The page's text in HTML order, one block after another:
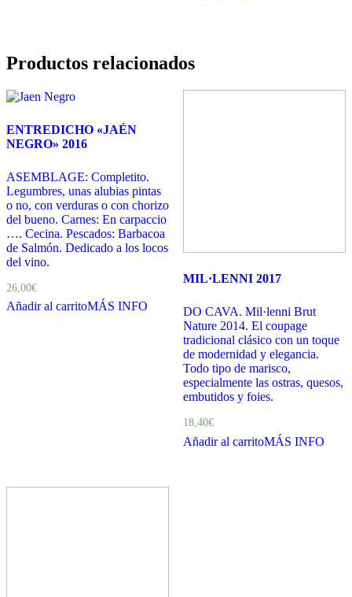
Productos relacionados
ENTREDICHO «JAÉN
NEGRO» 2016
ASEMBLAGE: Completito.
Legumbres, unas alubias pintas
o no, con verduras o con chorizo
del bueno. Carnes: En carpaccio
…. Cecina. Pescados: Barbacoa
de Salmón. Dedicado a los locos
del vino.
26,00€
Añadir al carritoMÁS INFO
MIL·LENNI 2017
DO CAVA. Mil·lenni Brut
Nature 2014. El coupage
tradicional clásico con un toque
de modernidad y elegancia.
Todo tipo de marisco,
especialmente las ostras, quesos,
embutidos y foies.
18,40€
Añadir al carritoMÁS INFO